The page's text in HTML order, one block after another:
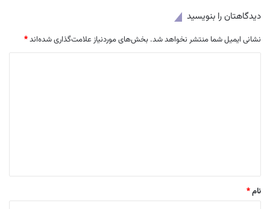
دیدگاهتان را بنویسید
نشانی ایمیل شما منتشر نخواهد شد. بخش‌های موردنیاز علامت‌گذاری شده‌اند*
نام*